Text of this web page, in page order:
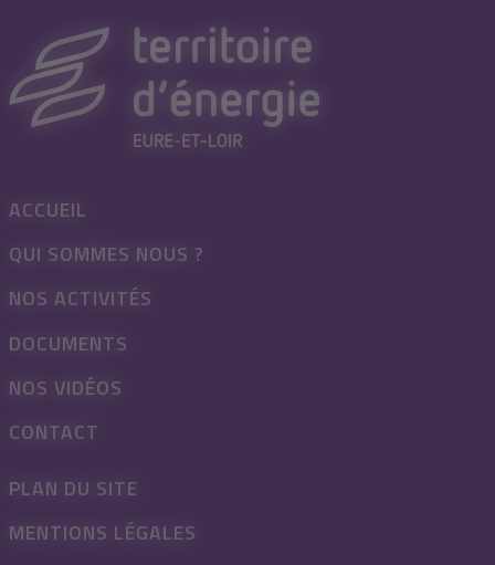
ACCUEIL
QUI SOMMES NOUS ?
NOS ACTIVITÉS
DOCUMENTS
NOS VIDÉOS
CONTACT
PLAN DU SITE
MENTIONS LÉGALES